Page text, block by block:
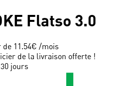
Flatso 3.0
de 11.54€ /mois
de la livraison offerte !
jours